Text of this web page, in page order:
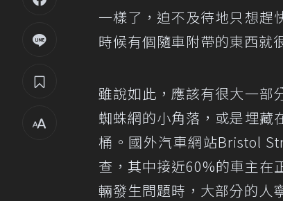
一樣了，迫不及待地只想趕
時候有個隨車附帶的東西就
雖說如此，應該有很大一部
蜘蛛網的小角落，或是埋藏
桶。國外汽車網站Bristol
查，其中接近60%的車主在
輛發生問題時，大部分的人